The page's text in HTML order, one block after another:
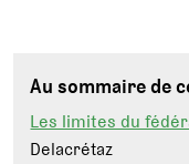
Au sommaire de
Les limites du
Delacrétaz